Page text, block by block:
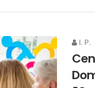
I. P.